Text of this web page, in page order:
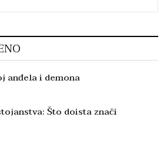
anđela i demona
Što doista znači